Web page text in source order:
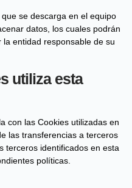
se descarga en el equipo
datos, los cuales podrán
entidad responsable de su
utiliza esta
con las Cookies utilizadas en
las transferencias a terceros
terceros identificados en esta
políticas.